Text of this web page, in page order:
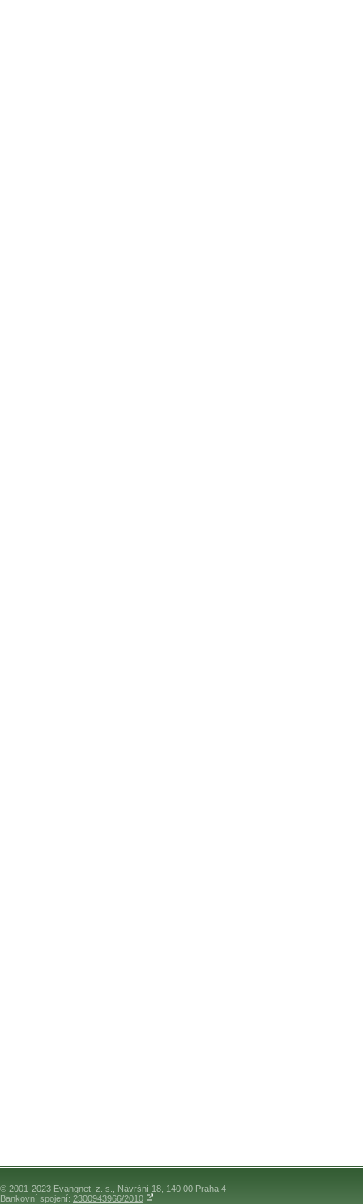
© 2001-2023 Evangnet, z. s., Návršní 18, 140 00 Praha 4
Bankovní spojení: 2300943966/2010